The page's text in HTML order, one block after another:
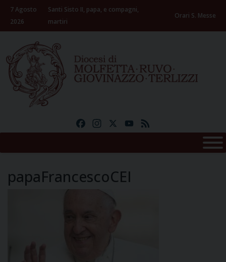
Skip
content
7 Agosto
2026
Santi Sisto II, papa, e compagni,
martiri
Orari S. Messe
FacebookInstagramYouTube
papaFrancescoCEI